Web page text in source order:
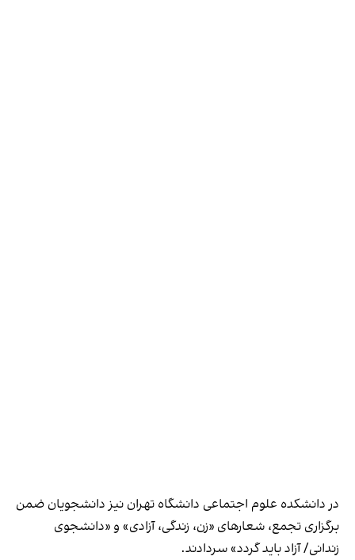
در دانشکده علوم اجتماعی دانشگاه تهران نیز دانشجویان ضمن
برگزاری تجمع، شعارهای «زن، زندگی، آزادی» و «دانشجوی
زندانی/ آزاد باید گردد» سردادند.